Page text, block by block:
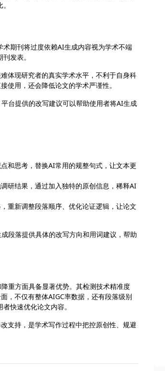
期刊将过度依赖AI生成内容视为学术不端
发表。
体现研究者的真实学术水平，不利于自身科
使用，还会降低论文的学术严谨性。
台提供的改写建议可以帮助使用者将AI生成
和思考，替换AI常用的规整句式，让文本更
研结果，通过加入独特的原创信息，稀释AI
重新调整段落顺序、优化论证逻辑，让论文
段落提供具体的改写方向和用词建议，帮助
重方面具备显著优势。其检测技术精准度
，不仅有整体AIGC率数据，还有段落级别
快速优化论文内容。
支持，是学术写作过程中把控原创性、规避